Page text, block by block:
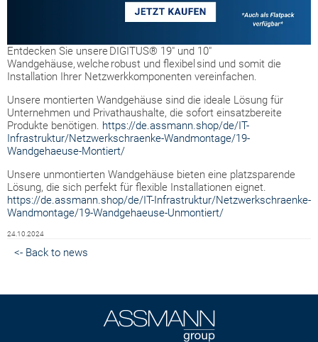
Entdecken Sie unsere DIGITUS® 19" und 10"
Wandgehäuse, welche robust und flexibel sind und somit die
Installation Ihrer Netzwerkkomponenten vereinfachen.
Unsere montierten Wandgehäuse sind die ideale Lösung für
Unternehmen und Privathaushalte, die sofort einsatzbereite
Produkte benötigen. https://de.assmann.shop/de/IT-
Infrastruktur/Netzwerkschraenke-Wandmontage/19-
Wandgehaeuse-Montiert/
Unsere unmontierten Wandgehäuse bieten eine platzsparende
Lösung, die sich perfekt für flexible Installationen eignet.
https://de.assmann.shop/de/IT-Infrastruktur/Netzwerkschraenke-
Wandmontage/19-Wandgehaeuse-Unmontiert/
24.10.2024
<- Back to news